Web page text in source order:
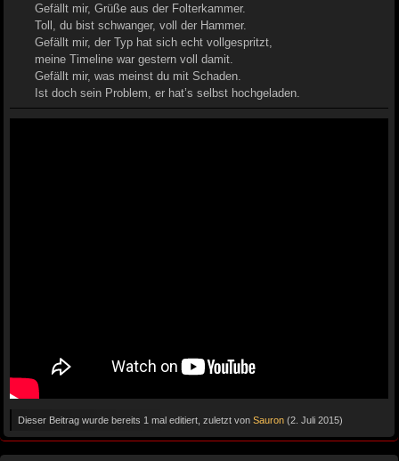
Gefällt mir, Grüße aus der Folterkammer.
Toll, du bist schwanger, voll der Hammer.
Gefällt mir, der Typ hat sich echt vollgespritzt,
meine Timeline war gestern voll damit.
Gefällt mir, was meinst du mit Schaden.
Ist doch sein Problem, er hat’s selbst hochgeladen.
Dieser Beitrag wurde bereits 1 mal editiert, zuletzt von Sauron (2. Juli 2015)